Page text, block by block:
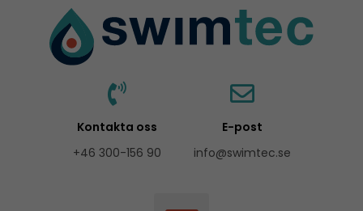
innehåll
Kontakta oss
+46 300-156 90
E-post
info@swimtec.se